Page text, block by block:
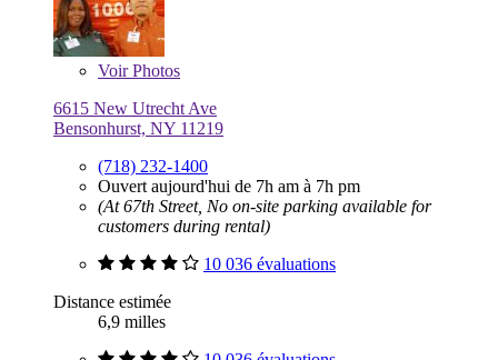
VoirPhotos
6615 New Utrecht Ave
Bensonhurst, NY 11219
(718) 232-1400
Ouvert aujourd'hui de 7h am à 7h pm
(At 67th Street, No on-site parking available for
customers during rental)
10 036 évaluations
Distance estimée
6,9 milles